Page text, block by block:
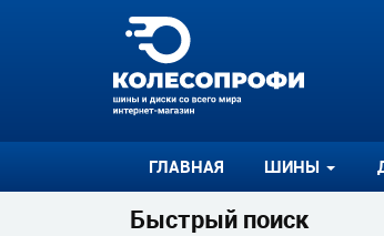
ГЛАВНАЯ ШИНЫ
Быстрый поиск